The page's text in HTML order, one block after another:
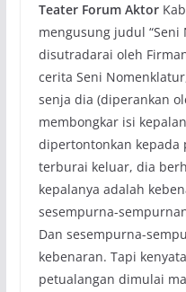
Teater Forum Aktor
mengusung judul “Seni
disutradarai oleh
cerita Seni
senja dia (diperankan
membongkar isi
dipertontonkan kepada
terburai keluar, dia
kepalanya adalah
sesempurna-
Dan sesempurna-
kebenaran. Tapi
petualangan dimulai